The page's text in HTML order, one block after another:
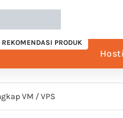
REKOMENDASI PRODUK
VM / VPS